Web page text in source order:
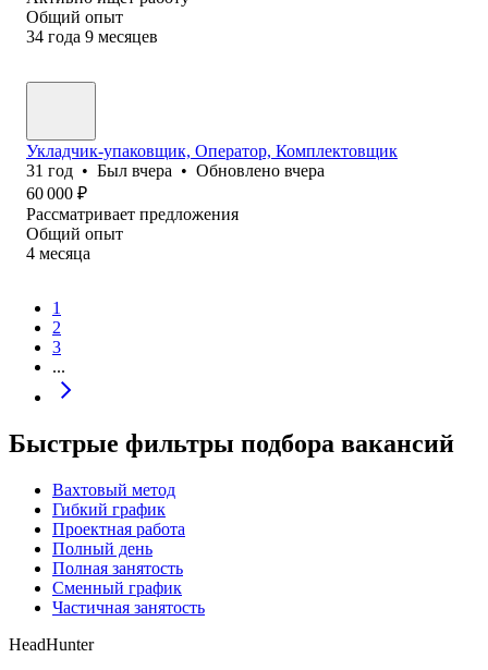
Общий опыт
34 года 9 месяцев
Укладчик-упаковщик, Оператор, Комплектовщик
31 год • Был вчера • Обновлено вчера
60 000 ₽
Рассматривает предложения
Общий опыт
4 месяца
1
2
3
...
Быстрые фильтры подбора вакансий
Вахтовый метод
Гибкий график
Проектная работа
Полный день
Полная занятость
Сменный график
Частичная занятость
HeadHunter